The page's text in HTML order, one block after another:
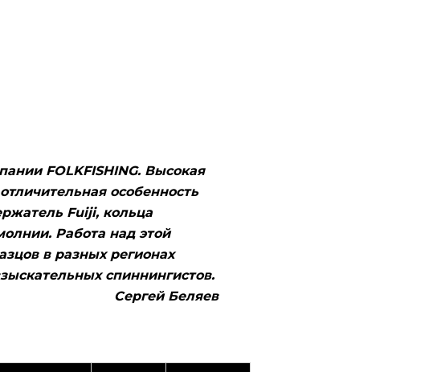
FOLKFISHING. Высокая
особенность
Fuiji, кольца
Работа над этой
в разных регионах
спиннингистов.
Сергей Беляев